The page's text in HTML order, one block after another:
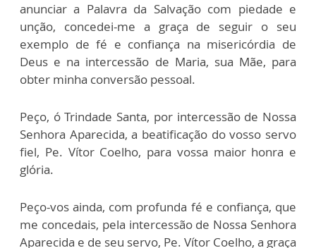
anunciar a Palavra da Salvação com piedade e
unção, concedei-me a graça de seguir o seu
exemplo de fé e confiança na misericórdia de
Deus e na intercessão de Maria, sua Mãe, para
obter minha conversão pessoal.
Peço, ó Trindade Santa, por intercessão de Nossa
Senhora Aparecida, a beatificação do vosso servo
fiel, Pe. Vítor Coelho, para vossa maior honra e
glória.
Peço-vos ainda, com profunda fé e confiança, que
me concedais, pela intercessão de Nossa Senhora
Aparecida e de seu servo, Pe. Vítor Coelho, a graça